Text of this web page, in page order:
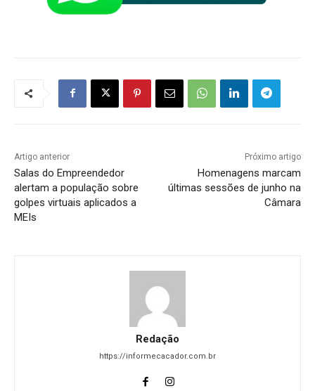
Artigo anterior
Salas do Empreendedor
alertam a população sobre
golpes virtuais aplicados a
MEIs
Próximo artigo
Homenagens marcam
últimas sessões de junho na
Câmara
Redação
https://informecacador.com.br